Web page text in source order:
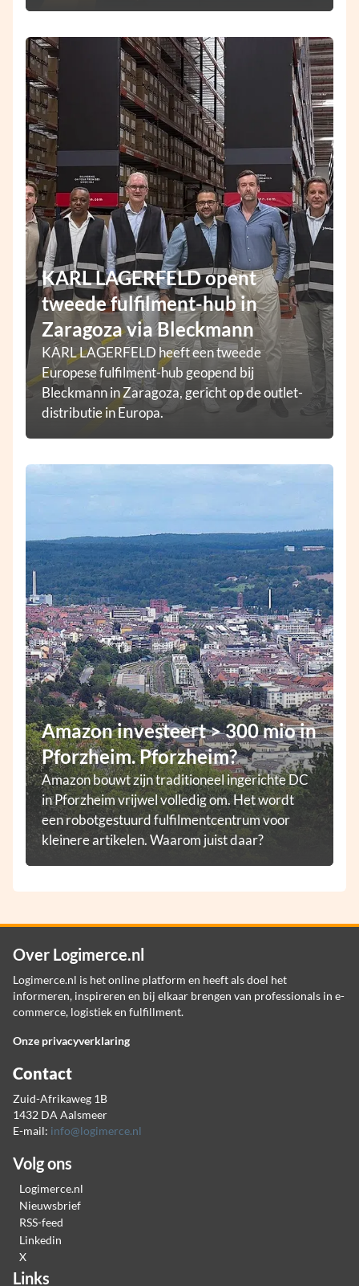
KARL LAGERFELD opent
tweede fulfilment-hub in
Zaragoza via Bleckmann
KARL LAGERFELD heeft een tweede
Europese fulfilment-hub geopend bij
Bleckmann in Zaragoza, gericht op de outlet-
distributie in Europa.
Amazon investeert > 300 mio in
Pforzheim. Pforzheim?
Amazon bouwt zijn traditioneel ingerichte DC
in Pforzheim vrijwel volledig om. Het wordt
een robotgestuurd fulfilmentcentrum voor
kleinere artikelen. Waarom juist daar?
Over Logimerce.nl
Logimerce.nl is het online platform en heeft als doel het
informeren, inspireren en bij elkaar brengen van professionals in e-
commerce, logistiek en fulfillment.
Onze privacyverklaring
Contact
Zuid-Afrikaweg 1B
1432 DA Aalsmeer
E-mail: info@logimerce.nl
Volg ons
Logimerce.nl
Nieuwsbrief
RSS-feed
Linkedin
X
Links